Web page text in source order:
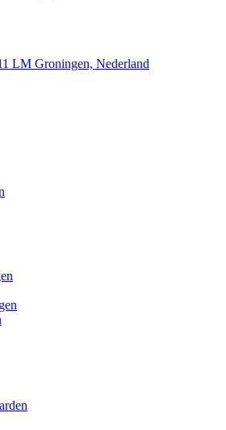
LM Groningen, Nederland